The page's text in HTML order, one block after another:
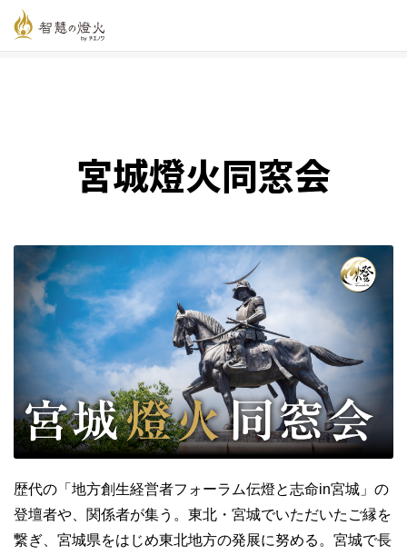
智慧の燈火オンライン
宮城燈火同窓会
歴代の「地方創生経営者フォーラム伝燈と志命in宮城」の
登壇者や、関係者が集う。東北・宮城でいただいたご縁を
繋ぎ、宮城県をはじめ東北地方の発展に努める。宮城で長